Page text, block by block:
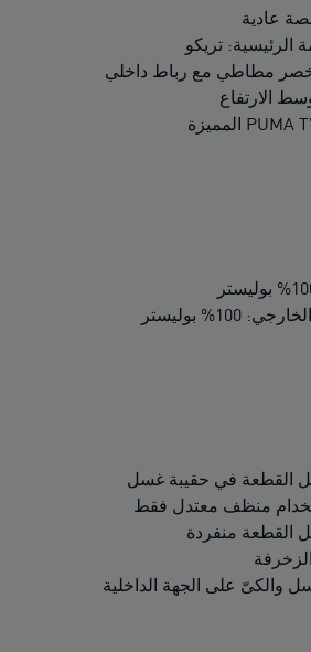
عادية
الرئيسية: تريكو
خصر مطاطي مع رباط داخلي
الارتفاع
100% بوليستر
القطعة في حقيبة غسل
منظف معتدل فقط
القطعة منفردة
والكىّ على الجهة الداخلية